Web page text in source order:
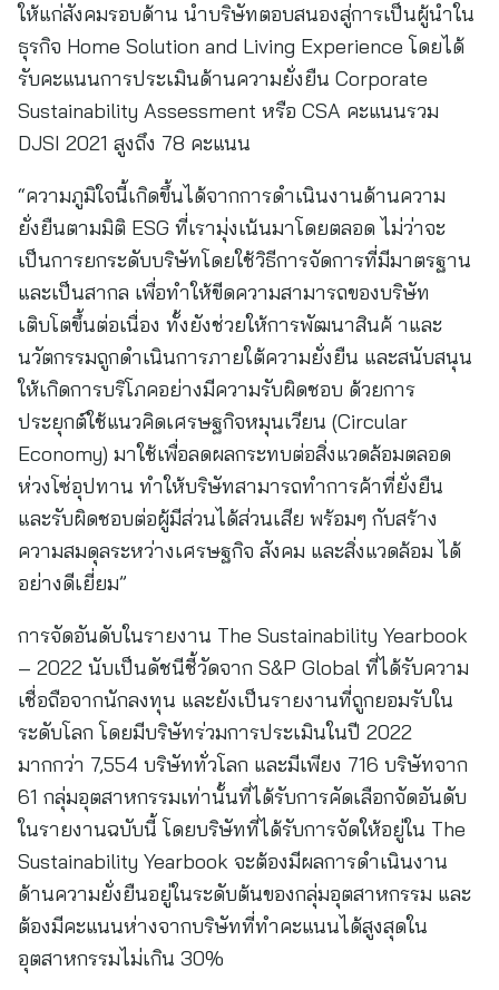
ให้แก่สังคมรอบด้าน นำบริษัทตอบสนองสู่การเป็นผู้นำใน
ธุรกิจ Home Solution and Living Experience โดยได้
รับคะแนนการประเมินด้านความยั่งยืน Corporate
Sustainability Assessment หรือ CSA คะแนนรวม
DJSI 2021 สูงถึง 78 คะแนน
“ความภูมิใจนี้เกิดขึ้นได้จากการดำเนินงานด้านความ
ยั่งยืนตามมิติ ESG ที่เรามุ่งเน้นมาโดยตลอด ไม่ว่าจะ
เป็นการยกระดับบริษัทโดยใช้วิธีการจัดการที่มีมาตรฐาน
และเป็นสากล เพื่อทำให้ขีดความสามารถของบริษัท
เติบโตขึ้นต่อเนื่อง ทั้งยังช่วยให้การพัฒนาสินค้ าและ
นวัตกรรมถูกดำเนินการภายใต้ความยั่งยืน และสนับสนุน
ให้เกิดการบริโภคอย่างมีความรับผิดชอบ ด้วยการ
ประยุกต์ใช้แนวคิดเศรษฐกิจหมุนเวียน (Circular
Economy) มาใช้เพื่อลดผลกระทบต่อสิ่งแวดล้อมตลอด
ห่วงโซ่อุปทาน ทำให้บริษัทสามารถทำการค้าที่ยั่งยืน
และรับผิดชอบต่อผู้มีส่วนได้ส่วนเสีย พร้อมๆ กับสร้าง
ความสมดุลระหว่างเศรษฐกิจ สังคม และสิ่งแวดล้อม ได้
อย่างดีเยี่ยม”
การจัดอันดับในรายงาน The Sustainability Yearbook
– 2022 นับเป็นดัชนีชี้วัดจาก S&P Global ที่ได้รับความ
เชื่อถือจากนักลงทุน และยังเป็นรายงานที่ถูกยอมรับใน
ระดับโลก โดยมีบริษัทร่วมการประเมินในปี 2022
มากกว่า 7,554 บริษัททั่วโลก และมีเพียง 716 บริษัทจาก
61 กลุ่มอุตสาหกรรมเท่านั้นที่ได้รับการคัดเลือกจัดอันดับ
ในรายงานฉบับนี้ โดยบริษัทที่ได้รับการจัดให้อยู่ใน The
Sustainability Yearbook จะต้องมีผลการดำเนินงาน
ด้านความยั่งยืนอยู่ในระดับต้นของกลุ่มอุตสาหกรรม และ
ต้องมีคะแนนห่างจากบริษัทที่ทำคะแนนได้สูงสุดใน
อุตสาหกรรมไม่เกิน 30%